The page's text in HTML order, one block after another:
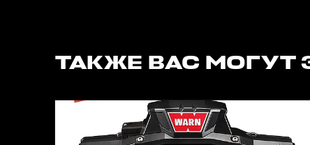
ТАКЖЕ ВАС МОГУТ